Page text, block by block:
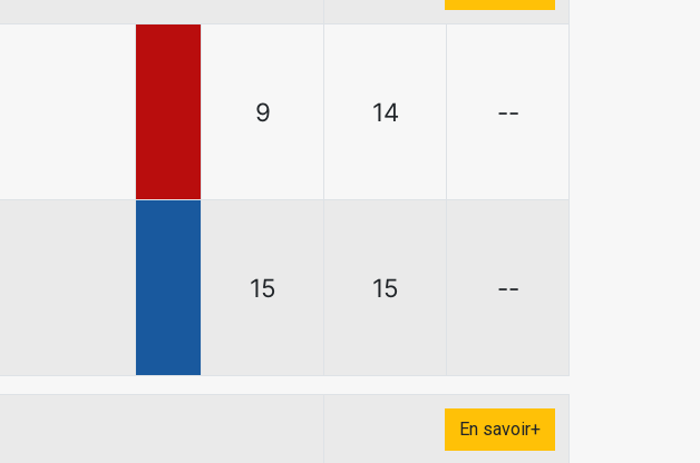
9 14 --
15 15 --
En savoir+